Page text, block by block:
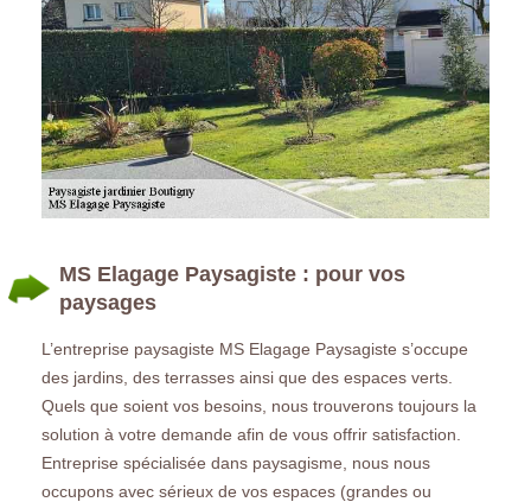
MS Elagage Paysagiste : pour vos
paysages
L’entreprise paysagiste MS Elagage Paysagiste s’occupe
des jardins, des terrasses ainsi que des espaces verts.
Quels que soient vos besoins, nous trouverons toujours la
solution à votre demande afin de vous offrir satisfaction.
Entreprise spécialisée dans paysagisme, nous nous
occupons avec sérieux de vos espaces (grandes ou